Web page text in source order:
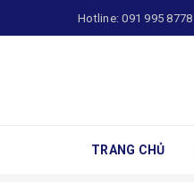
Hotline:091 995 8778
TRANG CHỦ